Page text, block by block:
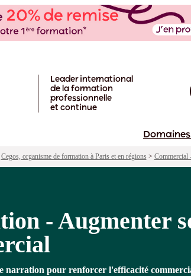
Leader international
de la formation
professionnelle
et continue
Cegos, organisme de formation à Paris et en régions> Commercial
- Augmenter
narration pour renforcer l'efficacité
son impact grâce au
Programme Objectifs Pédagogie